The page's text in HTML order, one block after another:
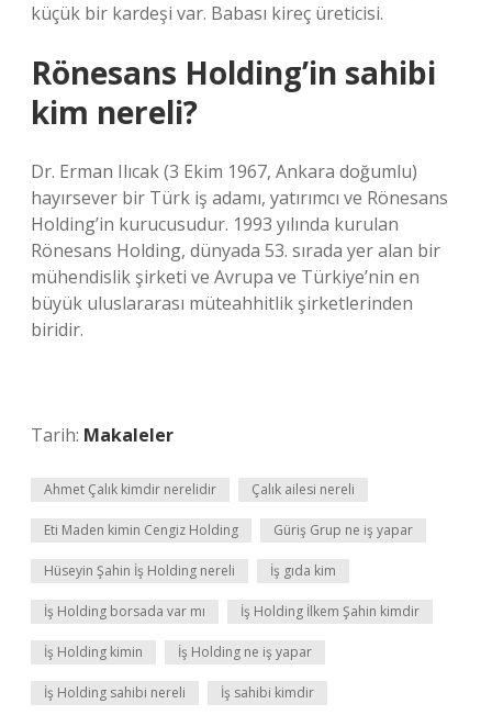
küçük bir kardeşi var. Babası kireç üreticisi.
Rönesans Holding’in sahibi
kim nereli?
Dr. Erman Ilıcak (3 Ekim 1967, Ankara doğumlu)
hayırsever bir Türk iş adamı, yatırımcı ve Rönesans
Holding’in kurucusudur. 1993 yılında kurulan
Rönesans Holding, dünyada 53. sırada yer alan bir
mühendislik şirketi ve Avrupa ve Türkiye’nin en
büyük uluslararası müteahhitlik şirketlerinden
biridir.
Tarih: Makaleler
Ahmet Çalık kimdir nerelidir Çalık ailesi nereli
Eti Maden kimin Cengiz Holding Güriş Grup ne iş yapar
Hüseyin Şahin İş Holding nereli İş gıda kim
İş Holding borsada var mı İş Holding İlkem Şahin kimdir
İş Holding kimin İş Holding ne iş yapar
İş Holding sahibi nereli İş sahibi kimdir